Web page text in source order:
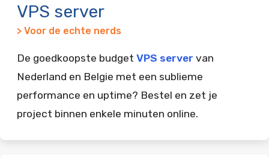
VPS server
> Voor de echte nerds
De goedkoopste budget VPS server van
Nederland en Belgie met een sublieme
performance en uptime? Bestel en zet je
project binnen enkele minuten online.